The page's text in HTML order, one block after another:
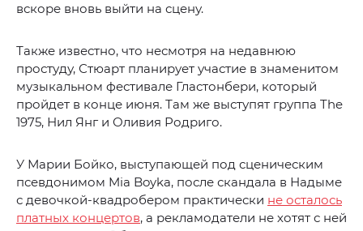
вскоре вновь выйти на сцену.
Также известно, что несмотря на недавнюю
простуду, Стюарт планирует участие в знаменитом
музыкальном фестивале Гластонбери, который
пройдет в конце июня. Там же выступят группа The
1975, Нил Янг и Оливия Родриго.
У Марии Бойко, выступающей под сценическим
псевдонимом Mia Boyka, после скандала в Надыме
с девочкой-квадробером практически не осталось
платных концертов, а рекламодатели не хотят с ней